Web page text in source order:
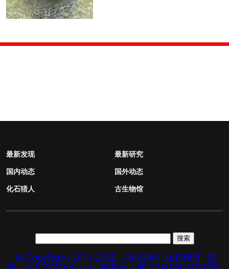
最新发现
最新研究
国内动态
国外动态
化石猎人
古生物馆
© CopyRight 2011-2022 《化石网》版权所有 邮